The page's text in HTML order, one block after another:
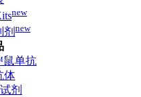
new
剂 new
单抗
体
剂